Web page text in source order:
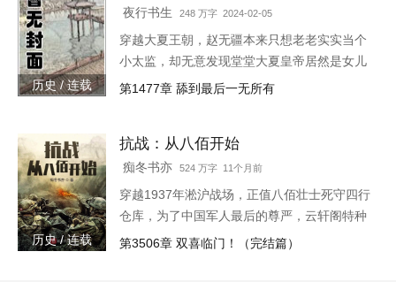
灭灯火，“小赵子，你替朕伺候皇后，以后便是
朕的心腹！”
历史 / 连载
真不想代替陛下呀最新章节在线
夜行书生 248 万字 2024-02-05
穿越大夏王朝，赵无疆本来只想老老实实当个
小太监，却无意发现堂堂大夏皇帝居然是女儿
身！“大胆奴才，竟然还没净身，朕诛你九
“陛下，本宫来侍寝。”女皇帝情急之下连忙吹
灭灯火，“小赵子，你替朕伺候皇后，以后便是
朕的心腹！”
第1477章 舔到最后一无所有
历史 / 连载
抗战：从八佰开始
痴冬书亦 524 万字 11个月前
穿越1937年淞沪战场，正值八佰壮士死守四行
仓库，为了中国军人最后的尊严，云轩阁特种
兵赵卫东与八百将士，誓与日寇血战到底！一
第3506章 双喜临门！（完结篇）